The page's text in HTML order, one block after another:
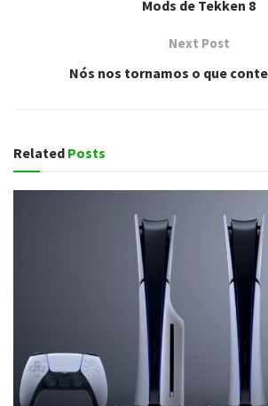
Mods de Tekken 8
Next Post
Nós nos tornamos o que
Related Posts